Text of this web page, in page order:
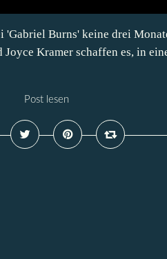
Burns' keine drei
Kramer schaffen es, in
Post lesen